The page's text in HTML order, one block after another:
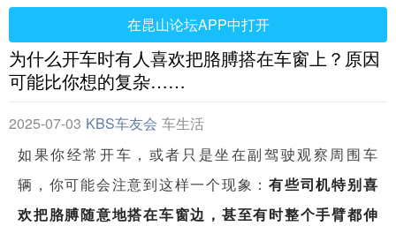
在昆山论坛APP中打开
为什么开车时有人喜欢把胳膊搭在车窗上？原因
可能比你想的复杂……
2025-07-03 KBS车友会 车生活
如果你经常开车，或者只是坐在副驾驶观察周围车
辆，你可能会注意到这样一个现象： 有些司机特别喜
欢把胳膊随意地搭在车窗边，甚至有时整个手臂都伸